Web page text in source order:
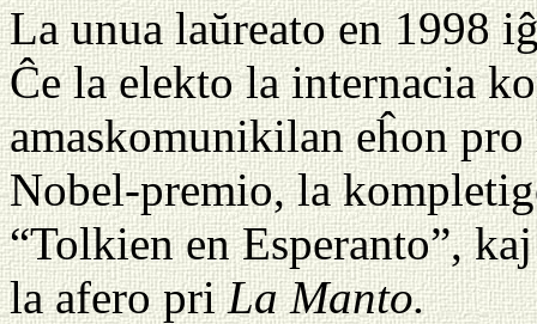
La unua laŭreato en 1998
Ĉe la elekto la internacia
amaskomunikilan eĥon
Nobel-premio, la
“Tolkien en Esperanto”,
la afero priLa Manto.